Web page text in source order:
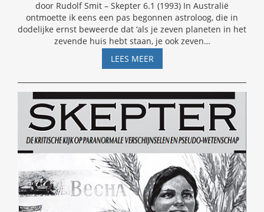
door Rudolf Smit – Skepter 6.1 (1993) In Australië
ontmoette ik eens een pas begonnen astroloog, die in
dodelijke ernst beweerde dat ‘als je zeven planeten in het
zevende huis hebt staan, je ook zeven…
LEES MEERWAAROM
ASTROLOGEN
BLIJVEN
GELOVEN